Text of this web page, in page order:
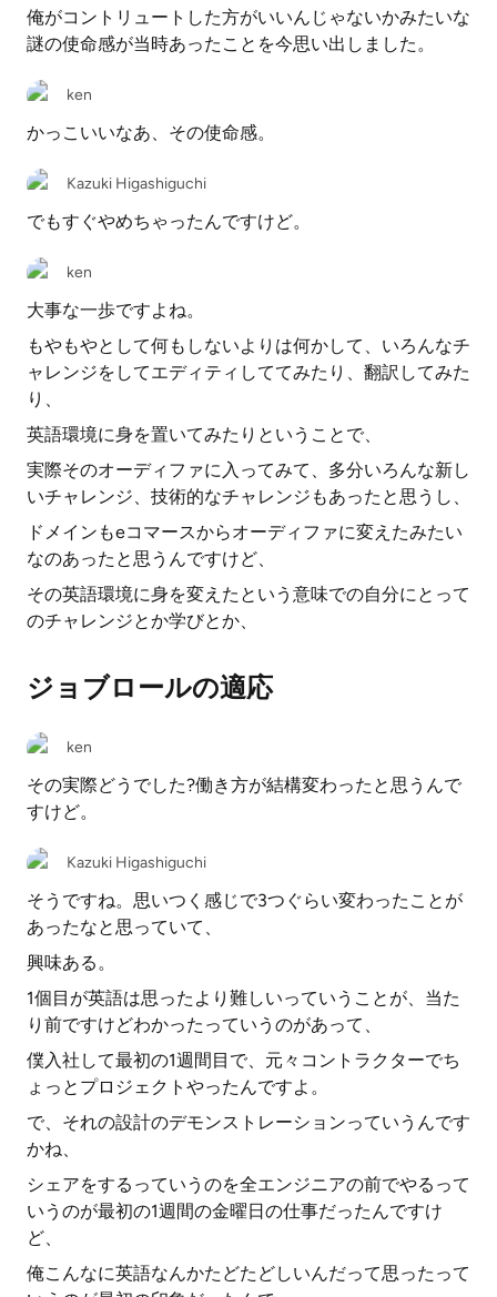
俺がコントリュートした方がいいんじゃないかみたいな
謎の使命感が当時あったことを今思い出しました。
ken
かっこいいなあ、その使命感。
Kazuki Higashiguchi
でもすぐやめちゃったんですけど。
ken
大事な一歩ですよね。
もやもやとして何もしないよりは何かして、いろんなチ
ャレンジをしてエディティしててみたり、翻訳してみた
り、
英語環境に身を置いてみたりということで、
実際そのオーディファに入ってみて、多分いろんな新し
いチャレンジ、技術的なチャレンジもあったと思うし、
ドメインもeコマースからオーディファに変えたみたい
なのあったと思うんですけど、
その英語環境に身を変えたという意味での自分にとって
のチャレンジとか学びとか、
ジョブロールの適応
ken
その実際どうでした?働き方が結構変わったと思うんで
すけど。
Kazuki Higashiguchi
そうですね。思いつく感じで3つぐらい変わったことが
あったなと思っていて、
興味ある。
1個目が英語は思ったより難しいっていうことが、当た
り前ですけどわかったっていうのがあって、
僕入社して最初の1週間目で、元々コントラクターでち
ょっとプロジェクトやったんですよ。
で、それの設計のデモンストレーションっていうんです
かね、
シェアをするっていうのを全エンジニアの前でやるって
いうのが最初の1週間の金曜日の仕事だったんですけ
ど、
俺こんなに英語なんかたどたどしいんだって思ったって